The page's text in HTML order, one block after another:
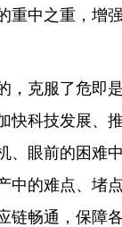
重中之重，增
，克服了危即
快科技发展、
、眼前的困难
中的难点、堵
链畅通，保障